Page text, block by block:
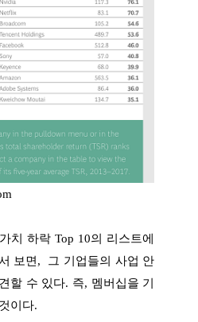
치 하락 Top 10의 리스트에
보면, 그 기업들의 사업 안
할 수 있다. 즉, 멤버십을 기
이다.